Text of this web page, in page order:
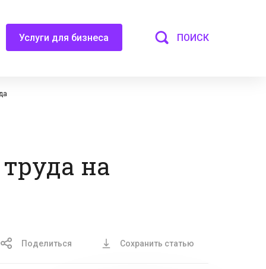
Услуги для бизнеса ПОИСК
на
Поделиться Сохранить статью